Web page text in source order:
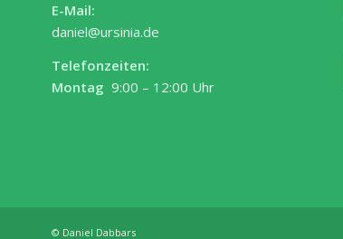
E-Mail:
daniel@ursinia.de
Telefonzeiten:
Montag 9:00 – 12:00 Uhr
© Daniel Dabbars